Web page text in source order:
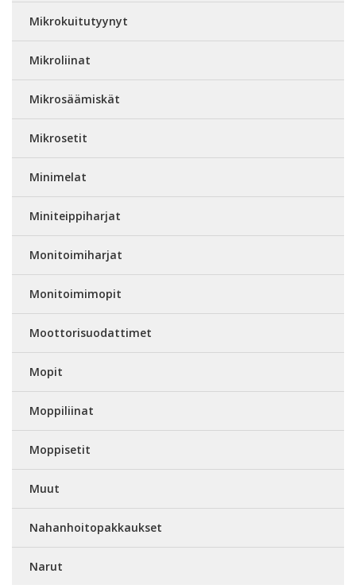
Mikrokuitutyynyt
Mikroliinat
Mikrosäämiskät
Mikrosetit
Minimelat
Miniteippiharjat
Monitoimiharjat
Monitoimimopit
Moottorisuodattimet
Mopit
Moppiliinat
Moppisetit
Muut
Nahanhoitopakkaukset
Narut